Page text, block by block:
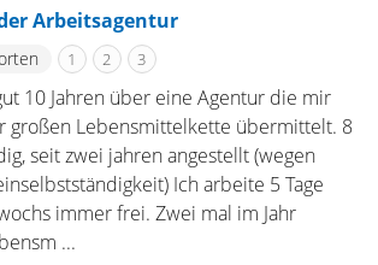
Arbeitsagentur
1 2 3
10 Jahren über eine Agentur die mir
großen Lebensmittelkette übermittelt. 8
seit zwei jahren angestellt (wegen
Ich arbeite 5 Tage
immer frei. Zwei mal im Jahr
...